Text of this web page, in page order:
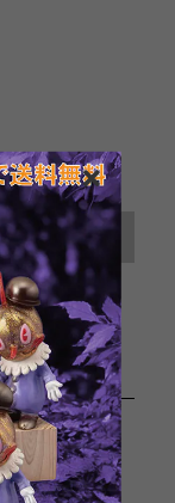
け
。
Facebook